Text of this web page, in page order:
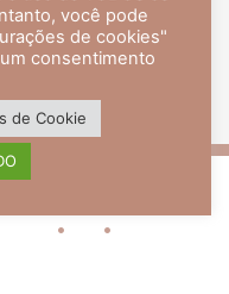
+
você pode
de cookies"
consentimento
de Cookie